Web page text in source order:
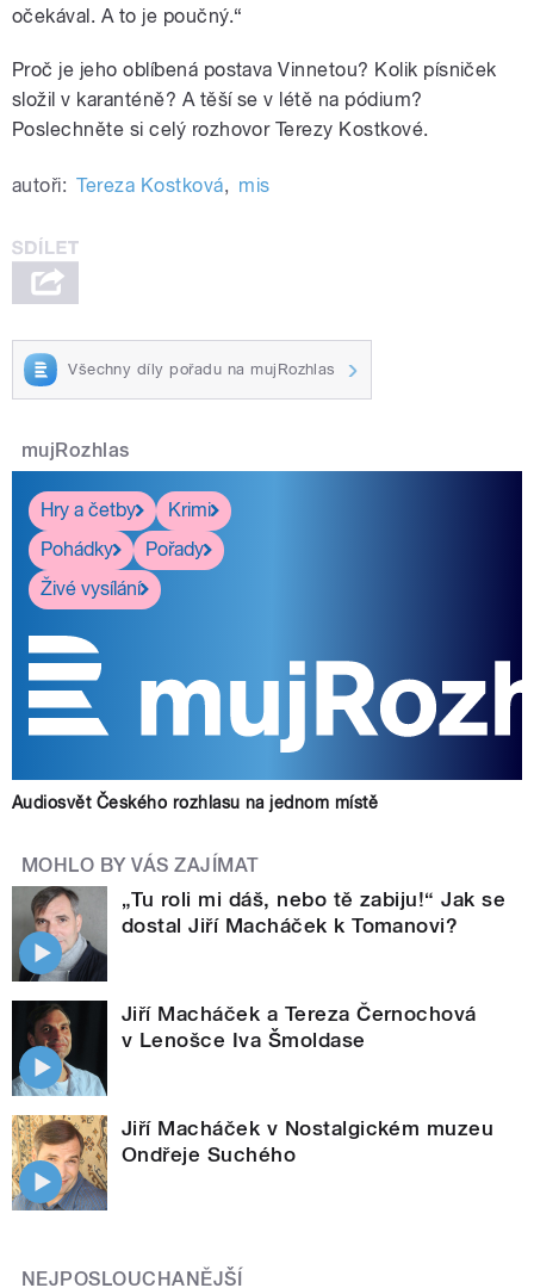
očekával. A to je poučný.“
Proč je jeho oblíbená postava Vinnetou? Kolik písniček
složil v karanténě? A těší se v létě na pódium?
Poslechněte si celý rozhovor Terezy Kostkové.
autoři: Tereza Kostková, mis
Všechny díly pořadu na mujRozhlas
mujRozhlas
Hry a četby
Krimi
Pohádky
Pořady
Živé vysílání
Audiosvět Českého rozhlasu na jednom místě
MOHLO BY VÁS ZAJÍMAT
„Tu roli mi dáš, nebo tě zabiju!“ Jak se
dostal Jiří Macháček k Tomanovi?
Jiří Macháček a Tereza Černochová
v Lenošce Iva Šmoldase
Jiří Macháček v Nostalgickém muzeu
Ondřeje Suchého
NEJPOSLOUCHANĚJŠÍ